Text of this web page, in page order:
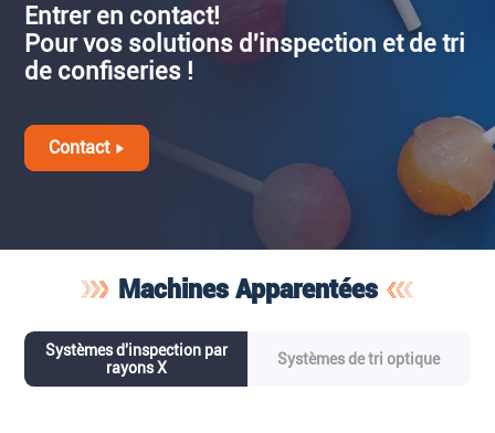
Entrer en contact!
Pour vos solutions d'inspection et de tri
de confiseries !
Contact
Machines Apparentées
Systèmes d'inspection par
rayons X
Systèmes de tri optique